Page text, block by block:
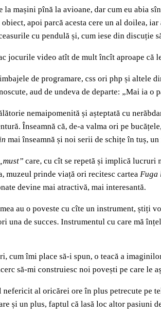
mașini pînă la avioane, dar cum eu abia
apoi parcă acesta cere un al doilea,
cu pendulă și, cum iese din discuție
jocurile video atît de mult încît aproape
de programare, css ori php și altele
aud de undeva de departe: „Mai ia o
nemaipomenită și așteptată cu
Înseamnă că, de-a valma ori pe
mai înseamnă și noi serii de schițe în tuș,
care, cu cît se repetă și implică lucruri
muzeul prinde viață ori recitesc cartea Fuga
devine mai atractivă, mai interesantă.
au o poveste cu cîte un instrument, știți
una de succes. Instrumentul cu care mă
cum îmi place să-i spun, o teacă a
să-mi construiesc noi povești pe care le
nefericit al oricărei ore în plus petrecute pe
și un plus, faptul că lasă loc altor pasiuni